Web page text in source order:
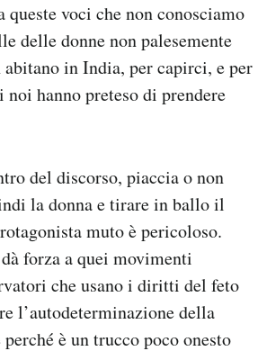
queste voci che non conosciamo
delle donne non palesemente
abitano in India, per capirci, e per
hanno preteso di prendere
del discorso, piaccia o non
la donna e tirare in ballo il
muto è pericoloso.
forza a quei movimenti
che usano i diritti del feto
l’autodeterminazione della
è un trucco poco onesto